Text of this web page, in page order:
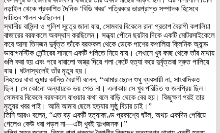
নড়াইল থেকে প্রকাশিত দৈনিক ‘বিডি খবর’ পত্রিকার ভারপ্রাপ্ত সম্পাদক হিসেবে
দায়িত্ব পালন করছিলেন।
স্থানীয় বাসিন্দা ও পুলিশ সূত্রে জানা যায়, সোমবার বিকেলে রানা প্রতাপ বৈরাগী কপালিয়া
বাজারের বরফকলে অবস্থান করছিলেন। সন্ধ্যা পৌনে ছয়টার দিকে একটি মোটরসাইকেলে
করে আসা তিনজন দুর্বৃত্ত তাঁকে বরফকল থেকে ডেকে পাশের কপালিয়া ক্লিনিক অ্যান্ড
ডায়াগনস্টিক সেন্টারের সামনে একটি গলিতে নিয়ে যায়। সেখানে খুব কাছ থেকে তাঁর মাথায়
গুলি করা হয় এবং পরে ধারালো অস্ত্র দিয়ে গলা কেটে হত্যা করে দুর্বৃত্তরা দ্রুত পালিয়ে
যায়। ঘটনাস্থলেই তাঁর মৃত্যু হয়।
নিহতের বাবা তুষার কান্তি বৈরাগী বলেন, “আমার ছেলে শুধু ব্যবসায়ী না, সাংবাদিকও
ছিল। সে কোনো অন্যায়কে ভয় পেত না। এলাকায় সে খুব পরিচিত ও জনপ্রিয় ছিল।
সোমবার বিকেলে বরফকলে যাওয়ার কথা বলে বাড়ি থেকে বের হয়। কিছুক্ষণ পরই তার
মৃত্যুর খবর পাই। আমি আমার ছেলে হত্যার সুষ্ঠু বিচার চাই।”
তিনি আরও বলেন, “এত বড় একটি হত্যাকাণ্ড প্রকাশ্যে ঘটল, অথচ একদিন পেরিয়ে
গেলেও কেউ ধরা পড়ল না—এটা খুবই দুঃখজনক।”